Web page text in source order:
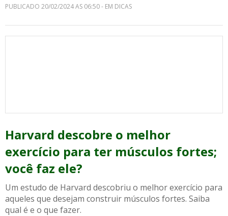
PUBLICADO 20/02/2024 AS 06:50 - EM DICAS
Harvard descobre o melhor
exercício para ter músculos fortes;
você faz ele?
Um estudo de Harvard descobriu o melhor exercício para
aqueles que desejam construir músculos fortes. Saiba
qual é e o que fazer.